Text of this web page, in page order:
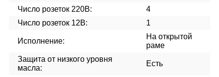
Число розеток 220В:
4
Число розеток 12В:
1
Исполнение:
На открытой
раме
Защита от низкого уровня
масла:
Есть